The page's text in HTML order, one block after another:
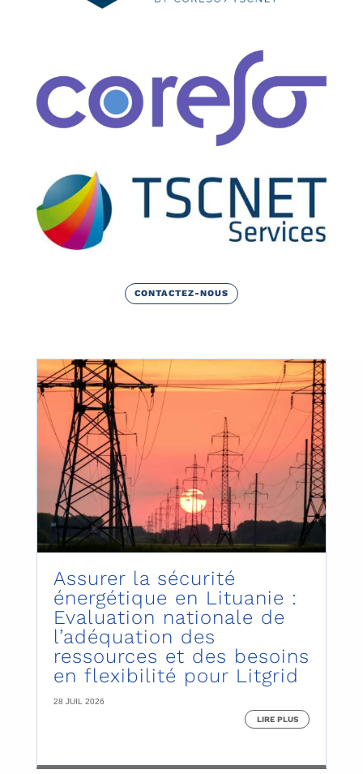
CONTACTEZ-NOUS
Assurer la sécurité
énergétique en Lituanie :
Evaluation nationale de
l’adéquation des
ressources et des besoins
en flexibilité pour Litgrid
28 JUIL 2026
LIRE PLUS